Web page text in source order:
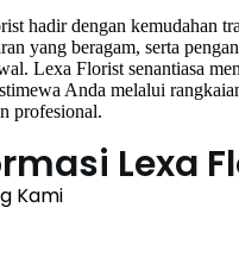
hadir dengan kemudahan
yang beragam, serta
Lexa Florist senantiasa
Anda melalui
profesional.
Lexa
Kami